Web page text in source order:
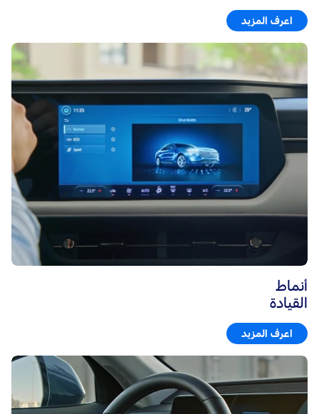
اعرف المزيد
أنماط
القيادة
اعرف المزيد